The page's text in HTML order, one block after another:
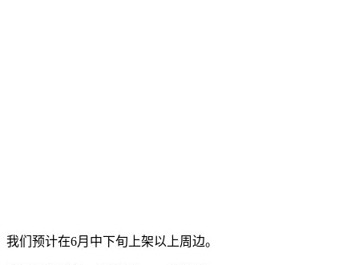
我们预计在6月中下旬上架以上周边。